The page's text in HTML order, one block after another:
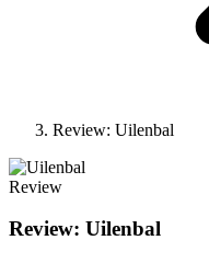
Review: Uilenbal
Review
Review: Uilenbal